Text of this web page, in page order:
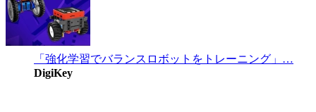
「強化学習でバランスロボットをトレーニング」…
DigiKey